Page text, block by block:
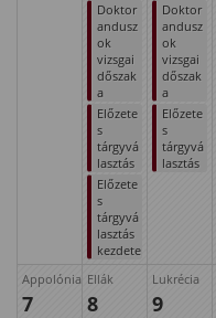
Doktor
andusz
ok
vizsgai
dőszak
a
Előzete
s
tárgyvá
lasztás
Előzete
s
tárgyvá
lasztás
kezdete
Doktor
andusz
ok
vizsgai
dőszak
a
Előzete
s
tárgyvá
lasztás
Appolónia
7
Ellák
8
Lukrécia
9